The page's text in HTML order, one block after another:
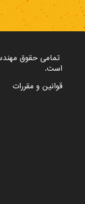
تمامی حقوق
است.
قوانین و مقررات